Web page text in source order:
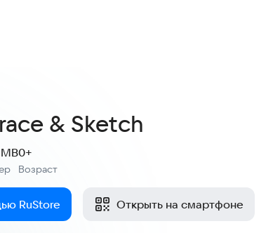
& Sketch
Возраст
0+
RuStore Открыть на смартфоне